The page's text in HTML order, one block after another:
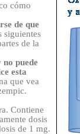
cómo
de que
siguientes
de la
no puede
esta
que vea
Contiene
dosis
de 1 mg.